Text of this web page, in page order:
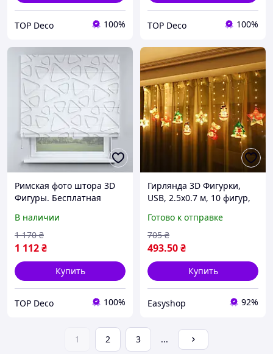
TOP Deco 100% TOP Deco 100%
Римская фото штора 3D
Фигуры. Бесплатная
до 3,5х3,5м. Гарантия.
Арт. 15-03-46
В наличии
1 112₴
1 170 ₴
Купить
TOP Deco 100%
Гирлянда 3D Фигурки,
USB, 2.5х0.7 м, 10 фигур,
гирлянда-штора / LED
гирлянда с новогодними
фигурками
Готово к отправке
493.50₴
705 ₴
Купить
Easyshop 92%
1 2 3 ...